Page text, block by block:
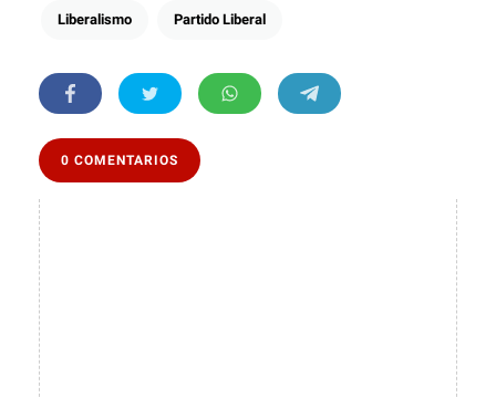
Liberalismo Partido Liberal
0 COMENTARIOS